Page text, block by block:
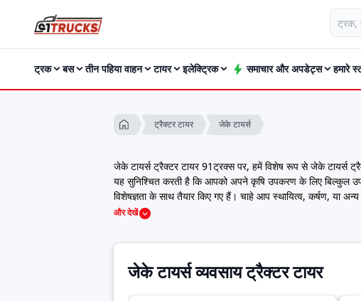
ट्रक बस तीन पहिया वाहन टायर इलेक्ट्रिक समाचार और अपडेट्स हमारे
ट्रैक्टर टायर जेके टायर्स
जेके टायर्स ट्रैक्टर टायर 91ट्रक्स पर, हमें विशेष रूप से जेके टायर्स
यह सुनिश्चित करती है कि आपको अपने कृषि उपकरण के लिए बिल्कुल
विशेषज्ञता के साथ तैयार किए गए हैं। चाहे आप स्थायित्व, कर्षण, या
एक लंबा इतिहास है, और हमारे ट्रैक्टर टायर उस विरासत का एक
मूल्य सूची 2023
जेट लग स्टार
₹35,978.00
और देखें
जेके टायर्स व्यवसाय ट्रैक्टर टायर